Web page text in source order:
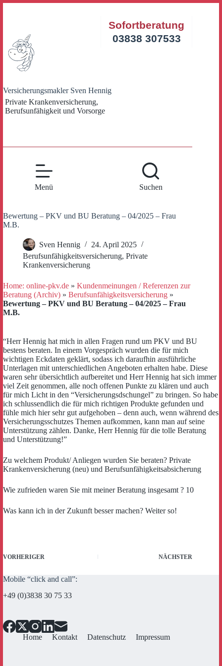
Versicherungsmakler Sven Hennig
Private Krankenversicherung,
Berufsunfähigkeit und Vorsorge
Sofortberatung
03838 307533
Menü Suchen
Bewertung – PKV und BU Beratung – 04/2025 – Frau
M.B.
Sven Hennig
24. April 2025
Berufsunfähigkeitsversicherung, Private
Krankenversicherung
Home: online-pkv.de » Kundenmeinungen / Referenzen zur
Beratung (Archiv) » Berufsunfähigkeitsversicherung »
Bewertung – PKV und BU Beratung – 04/2025 – Frau
M.B.
“Herr Hennig hat mich in allen Fragen rund um PKV und BU
bestens beraten. In einem Vorgespräch wurden die für mich
wichtigen Eckdaten geklärt, sodass ich daraufhin ausführliche
Unterlagen mit unterschiedlichen Angeboten erhalten habe. Diese
waren sehr übersichtlich aufbereitet und Herr Hennig hat sich immer
viel Zeit genommen, alle noch offenen Punkte zu klären und auch
für mich Licht in den “Versicherungsdschungel” zu bringen. So habe
ich schlussendlich die für mich richtigen Produkte gefunden und
fühle mich hier sehr gut aufgehoben – denn auch, wenn während des
Versicherungsschutzes Themen aufkommen, kann man auf seine
Unterstützung zählen. Danke, Herr Hennig für die tolle Beratung
und Unterstützung!”
Zu welchem Produkt/ Anliegen wurden Sie beraten? Private
Krankenversicherung (neu) und Berufsunfähigkeitsabsicherung
Wie zufrieden waren Sie mit meiner Beratung insgesamt ? 10
Was kann ich in der Zukunft besser machen? Weiter so!
VORHERIGER NÄCHSTER
Mobile “click and call”:
+49 (0)3838 30 75 33
Home Kontakt Datenschutz Impressum